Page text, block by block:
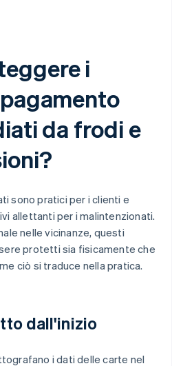
i
da frodi e
sono pratici per i clienti e
allettanti per i malintenzionati.
nelle vicinanze, questi
protetti sia fisicamente che
ciò si traduce nella pratica.
dall'inizio
i dati delle carte nel